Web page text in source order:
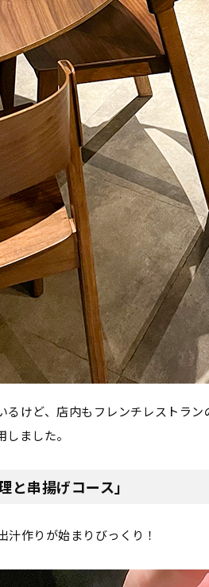
るけど、店内もフレンチレストラ
ました。
と串揚げコース」
汁作りが始まりびっくり！